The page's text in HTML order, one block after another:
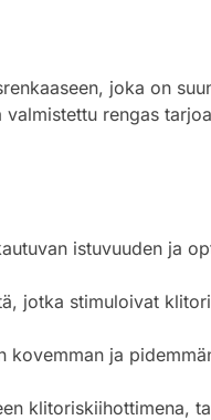
joka on
rengas
istuvuuden ja
jotka stimuloivat
kovemman ja
klitoriskiihottimena,